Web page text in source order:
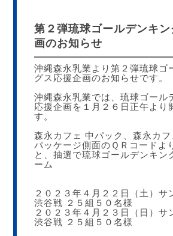
第２弾琉球ゴールデンキ
画のお知らせ
沖縄森永乳業より第２弾琉球ゴ
グス応援企画のお知らせです。
沖縄森永乳業では、琉球ゴール
応援企画を１月２６日正午より
す。
森永カフェ 中パック、森永カフ
パッケージ側面のＱＲコードよ
と、抽選で琉球ゴールデンキン
ーム
２０２３年４月２２日（土）サ
渋谷戦 ２５組５０名様
２０２３年４月２３日（日）サ
渋谷戦 ２５組５０名様